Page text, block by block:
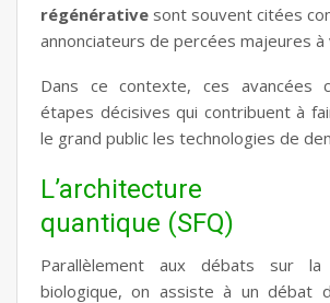
régénérative sont souvent citées
annonciateurs de percées majeures à
Dans ce contexte, ces avancées
étapes décisives qui contribuent à
le grand public les technologies de
L’architecture
quantique (SFQ)
Parallèlement aux débats sur la
biologique, on assiste à un débat